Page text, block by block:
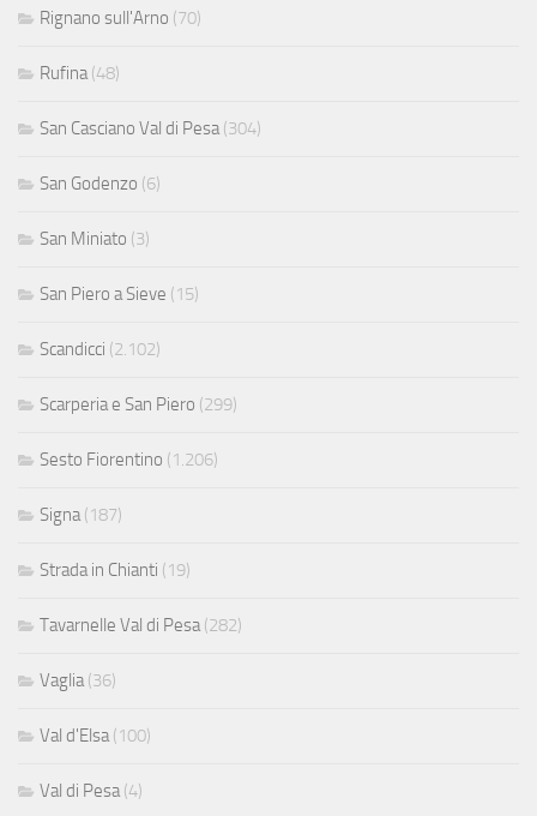
Rignano sull'Arno (70)
Rufina(48)
San Casciano Val di Pesa(304)
San Godenzo (6)
San Miniato (3)
San Piero a Sieve (15)
Scandicci (2.102)
Scarperia e San Piero (299)
Sesto Fiorentino (1.206)
Signa(187)
Strada in Chianti (19)
Tavarnelle Val di Pesa(282)
Vaglia(36)
Val d'Elsa(100)
Val di Pesa(4)